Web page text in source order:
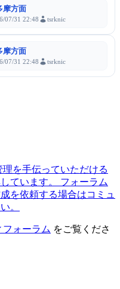
摩方面
07/31 22:48 tsrknic
摩方面
07/31 22:48 tsrknic
を手伝っていただける
ています。
フォーラム
を依頼する場合はコミュ
。
フォーラム をご覧くださ